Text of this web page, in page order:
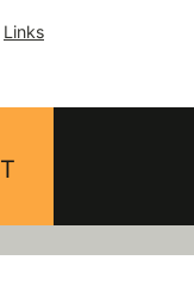
Links